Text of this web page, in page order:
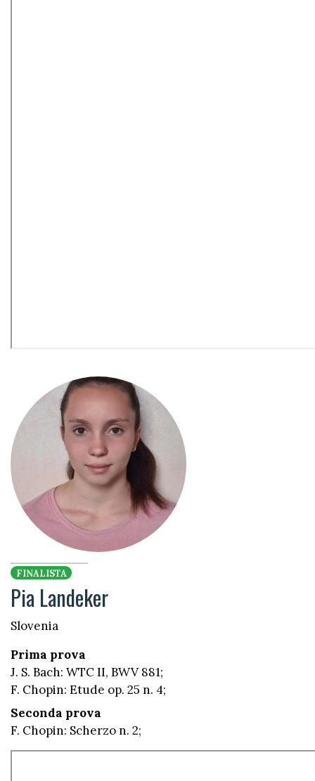
FINALISTA
Pia Landeker
Slovenia
Prima prova
J. S. Bach: WTC II, BWV 881;
F. Chopin: Etude op. 25 n. 4;
Seconda prova
F. Chopin: Scherzo n. 2;